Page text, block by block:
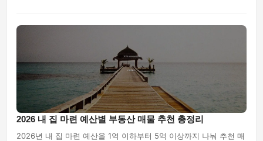
2026 내 집 마련 예산별 부동산 매물 추천 총정리
2026년 내 집 마련 예산을 1억 이하부터 5억 이상까지 나눠 추천 매